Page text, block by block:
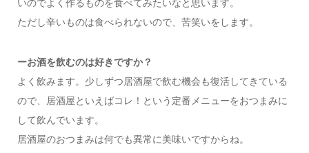
ただし辛いものは食べられないので、苦笑いをします。
ーお酒を飲むのは好きですか？
よく飲みます。少しずつ居酒屋で飲む機会も復活してきている
ので、居酒屋といえばコレ！という定番メニューをおつまみに
して飲んでいます。
居酒屋のおつまみは何でも異常に美味いですからね。